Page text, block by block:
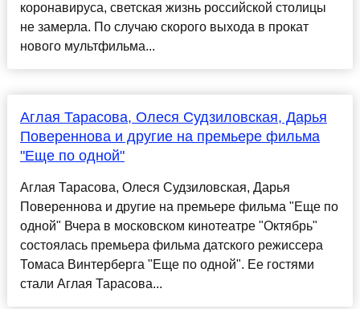
коронавируса, светская жизнь российской столицы
не замерла. По случаю скорого выхода в прокат
нового мультфильма...
Аглая Тарасова, Олеся Судзиловская, Дарья
Повереннова и другие на премьере фильма
"Еще по одной"
Аглая Тарасова, Олеся Судзиловская, Дарья
Повереннова и другие на премьере фильма "Еще по
одной" Вчера в московском кинотеатре "Октябрь"
состоялась премьера фильма датского режиссера
Томаса Винтерберга "Еще по одной". Ее гостями
стали Аглая Тарасова...